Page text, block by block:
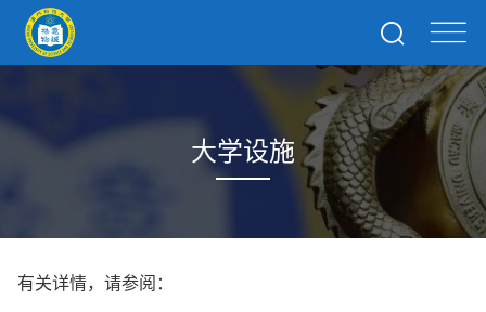
大学设施
有关详情，请参阅：